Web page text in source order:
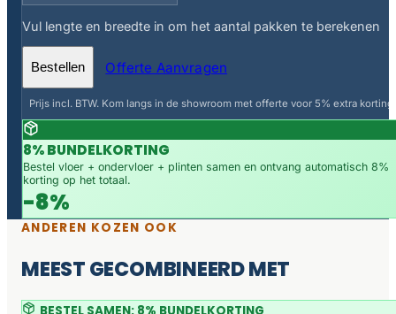
Vul lengte en breedte in om het aantal pakken te berekenen
Bestellen Offerte Aanvragen
Prijs incl. BTW. Kom langs in de showroom met offerte voor 5% extra korting.
8% BUNDELKORTING
Bestel vloer + ondervloer + plinten samen en ontvang automatisch 8%
korting op het totaal.
-8%
ANDEREN KOZEN OOK
MEEST GECOMBINEERD MET